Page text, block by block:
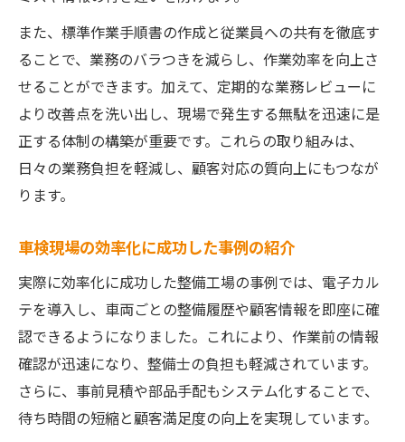
理由
顧客目線で考える車検業務の効率化ポイン
ト
車検進捗の見える化が満足度向上に直結す
る
車検の待ち時間短縮がリピーター獲得に繋
作業標準化が車検業務に及ぼす好影響とは
車検作業標準化の進め方と現場改善の効果
作業手順統一で車検業務の品質と効率が向
上
車検現場での標準化がミス防止に役立つ理
由
また、標準作業手順書の作成と従業員への共有を徹底す
ることで、業務のバラつきを減らし、作業効率を向上さ
せることができます。加えて、定期的な業務レビューに
より改善点を洗い出し、現場で発生する無駄を迅速に是
正する体制の構築が重要です。これらの取り組みは、
日々の業務負担を軽減し、顧客対応の質向上にもつなが
ります。
車検現場の効率化に成功した事例の紹介
実際に効率化に成功した整備工場の事例では、電子カル
テを導入し、車両ごとの整備履歴や顧客情報を即座に確
認できるようになりました。これにより、作業前の情報
確認が迅速になり、整備士の負担も軽減されています。
さらに、事前見積や部品手配もシステム化することで、
待ち時間の短縮と顧客満足度の向上を実現しています。